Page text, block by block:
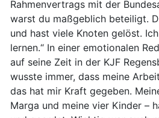
Rahmenvertrags mit der
warst du maßgeblich beteiligt.
und hast viele Knoten gelöst.
lernen.“ In einer emotionalen
auf seine Zeit in der KJF
wusste immer, dass meine
das hat mir Kraft gegeben.
Marga und meine vier Kinder –